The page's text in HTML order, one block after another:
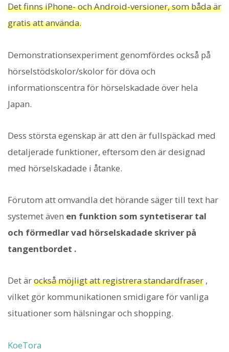
Det finns iPhone- och Android-versioner, som båda är
gratis att använda.
Demonstrationsexperiment genomfördes också på
hörselstödskolor/skolor för döva och
informationscentra för hörselskadade över hela
Japan.
Dess största egenskap är att den är fullspäckad med
detaljerade funktioner, eftersom den är designad
med hörselskadade i åtanke.
Förutom att omvandla det hörande säger till text har
systemet även en funktion som syntetiserar tal
och förmedlar vad hörselskadade skriver på
tangentbordet .
Det ärockså möjligt att registrera standardfraser ,
vilket gör kommunikationen smidigare för vanliga
situationer som hälsningar och shopping.
KoeTora